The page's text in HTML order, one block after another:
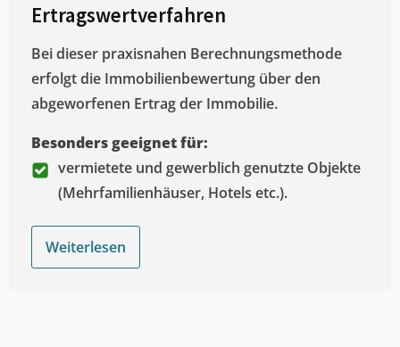
Ertragswertverfahren
Bei dieser praxisnahen Berechnungsmethode
erfolgt die Immobilienbewertung über den
abgeworfenen Ertrag der Immobilie.
Besonders geeignet für:
vermietete und gewerblich genutzte Objekte
(Mehrfamilienhäuser, Hotels etc.).
Weiterlesen